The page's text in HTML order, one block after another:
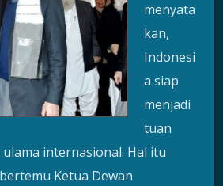
menyata
kan,
Indonesi
a siap
menjadi
tuan
internasional. Hal itu
Ketua Dewan